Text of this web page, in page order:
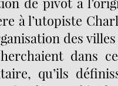
à l’utopiste
des
dans
qu’ils